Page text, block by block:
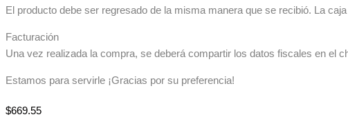
El producto debe ser regresado de la misma manera que se recibió. La
Facturación
Una vez realizada la compra, se deberá compartir los datos fiscales en el
Estamos para servirle ¡Gracias por su preferencia!
$669.55